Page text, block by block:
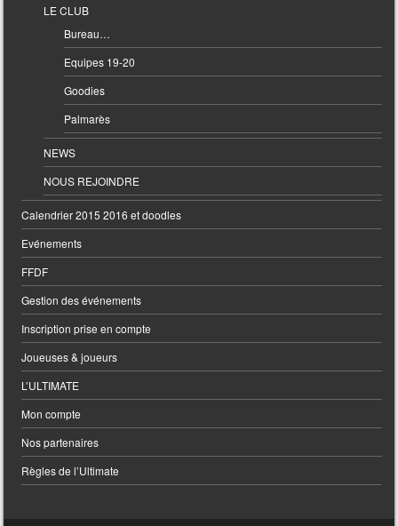
LE CLUB
Bureau…
Equipes 19-20
Goodies
Palmarès
NEWS
NOUS REJOINDRE
Calendrier 2015 2016 et doodles
Evénements
FFDF
Gestion des événements
Inscription prise en compte
Joueuses & joueurs
L’ULTIMATE
Mon compte
Nos partenaires
Règles de l’Ultimate